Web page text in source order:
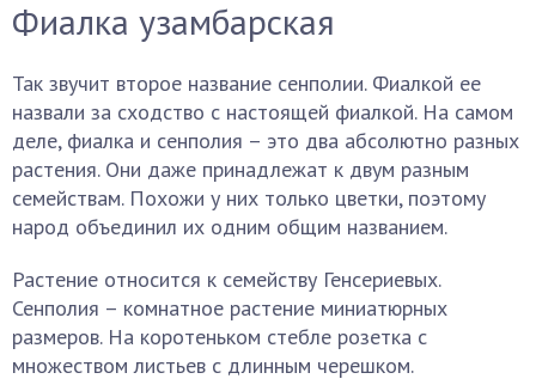
Фиалка узамбарская
Так звучит второе название сенполии. Фиалкой ее
назвали за сходство с настоящей фиалкой. На самом
деле, фиалка и сенполия – это два абсолютно разных
растения. Они даже принадлежат к двум разным
семействам. Похожи у них только цветки, поэтому
народ объединил их одним общим названием.
Растение относится к семейству Генсериевых.
Сенполия – комнатное растение миниатюрных
размеров. На коротеньком стебле розетка с
множеством листьев с длинным черешком.